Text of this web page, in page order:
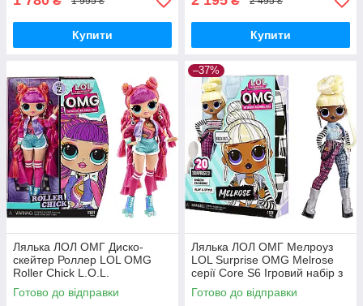
Купити Купити
Лялька ЛОЛ ОМГ Диско-
скейтер Роллер LOL OMG
Roller Chick L.O.L.
SURPRISE! O.M.G. 586135
Оригінал
Готово до відправки
–37%
Лялька ЛОЛ ОМГ Мелроуз
LOL Surprise OMG Melrose
серії Core S6 Ігровий набір з
лялькою 581864 MGA
Оригінал
Готово до відправки